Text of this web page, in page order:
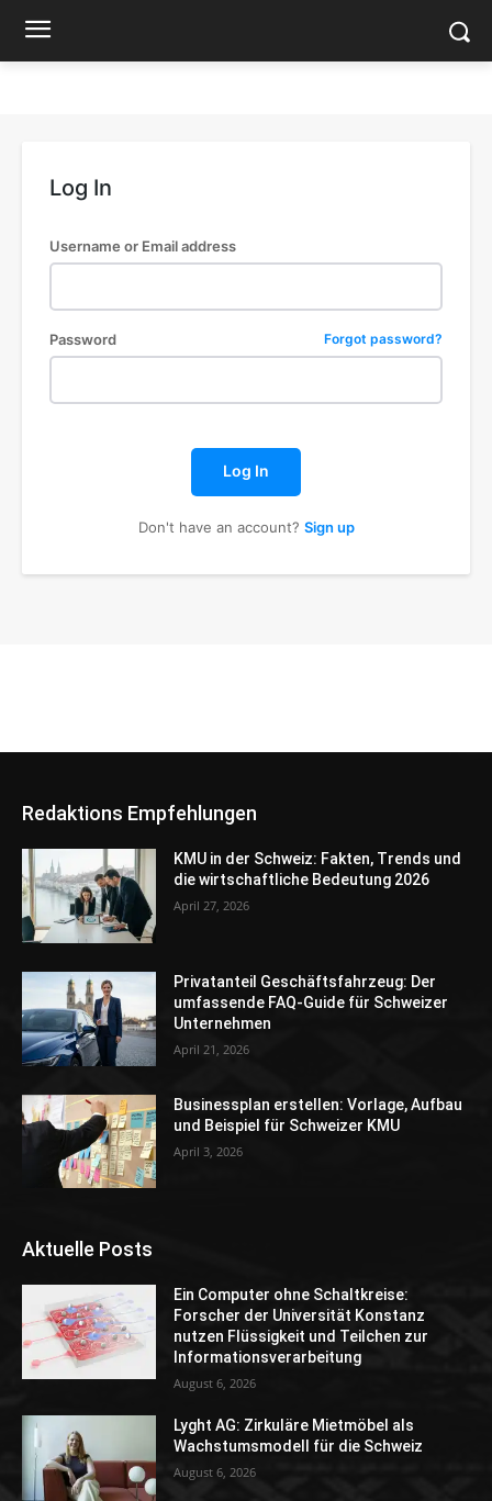
Log In
Username or Email address
Password Forgot password?
Log In
Don't have an account? Sign up
Redaktions Empfehlungen
KMU in der Schweiz: Fakten, Trends und
die wirtschaftliche Bedeutung 2026
April 27, 2026
Privatanteil Geschäftsfahrzeug: Der
umfassende FAQ-Guide für Schweizer
Unternehmen
April 21, 2026
Businessplan erstellen: Vorlage, Aufbau
und Beispiel für Schweizer KMU
April 3, 2026
Aktuelle Posts
Ein Computer ohne Schaltkreise:
Forscher der Universität Konstanz
nutzen Flüssigkeit und Teilchen zur
Informationsverarbeitung
August 6, 2026
Lyght AG: Zirkuläre Mietmöbel als
Wachstumsmodell für die Schweiz
August 6, 2026